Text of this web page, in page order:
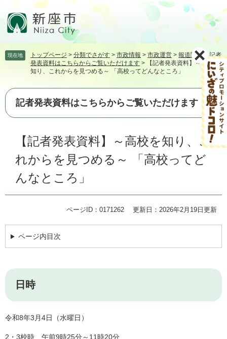
頭飛
て
文
現在地 トップページ > 分類でさがす > 市政情報 > 市政運営 > 報道関係>記者
発表資料はこちらからご覧いただけます >
【記者発表資料】～高校を
知り、これからを見つめる～ 「高校ってどんなところ」
記者発表資料はこちらからご覧いただけます
【記者発表資料】～高校を知り、こ
れからを見つめる～ 「高校ってど
んなところ」
ページID：0171262 更新日：2026年2月19日更新
ページ内目次
日時
令和8年3月4日（水曜日）
2・3校時 午前9時25分～11時20分